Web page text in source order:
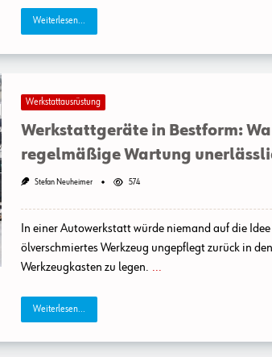
Weiterlesen...
Werkstattausrüstung
Werkstattgeräte in Bestform:
regelmäßige Wartung
Stefan Neuheimer 574
In einer Autowerkstatt würde niemand auf die
ölverschmiertes Werkzeug ungepflegt zurück in den
Werkzeugkasten zu legen. ...
Weiterlesen...